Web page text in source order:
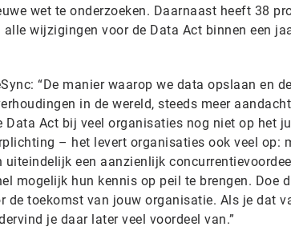
wet te onderzoeken. Daarnaast heeft 38
wijzigingen voor de Data Act binnen een
“De manier waarop we data opslaan en
in de wereld, steeds meer
Act bij veel organisaties nog niet op het
– het levert organisaties ook veel op:
een aanzienlijk
mogelijk hun kennis op peil te brengen. Doe
de toekomst van jouw organisatie. Als je dat
je daar later veel voordeel van.”